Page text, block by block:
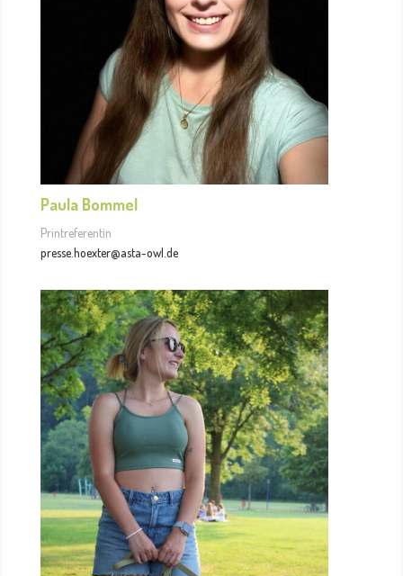
Paula Bommel
Printreferentin
presse.hoexter@asta-owl.de